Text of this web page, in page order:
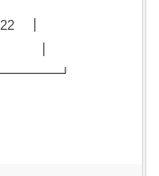
┃
│ ┃